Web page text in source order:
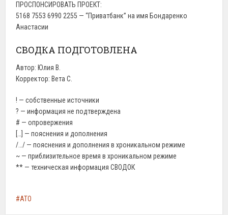
ПРОСПОНСИРОВАТЬ ПРОЕКТ:
5168 7553 6990 2255 — “Приватбанк” на имя Бондаренко
Анастасии
СВОДКА ПОДГОТОВЛЕНА
Автор: Юлия В.
Корректор: Вета С.
! — собственные источники
? — информация не подтверждена
# — опровержения
[…] — пояснения и дополнения
/…/ — пояснения и дополнения в хроникальном режиме
~ — приблизительное время в хроникальном режиме
** — техническая информация СВОДОК
АТО